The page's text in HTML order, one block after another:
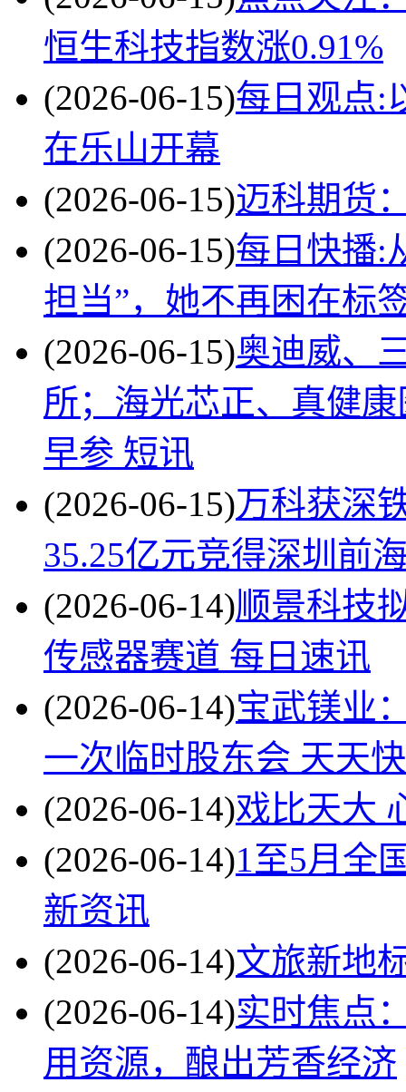
恒生科技指数涨0.91%
(2026-06-15)每日观点:
在乐山开幕
(2026-06-15)迈科期货
(2026-06-15)每日快播:
担当”，她不再困在标
(2026-06-15)奥迪威、
所；海光芯正、真健
早参 短讯
(2026-06-15)万科获深
35.25亿元竞得深圳前
(2026-06-14)顺景科技
传感器赛道 每日速讯
(2026-06-14)宝武镁业
一次临时股东会 天天
(2026-06-14)戏比天大
(2026-06-14)1至5月全
新资讯
(2026-06-14)文旅新地
(2026-06-14)实时焦点
用资源，酿出芳香经济